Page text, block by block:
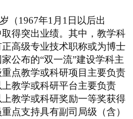
（1967年1月1日以后出
得突出业绩。其中，教学科
高级专业技术职称或为博士
公布的“双一流”建设学科主
点教学或科研项目主要负责
教学或科研平台主要负责
教学或科研奖励一等奖获得
点支持具有副司局级（含）